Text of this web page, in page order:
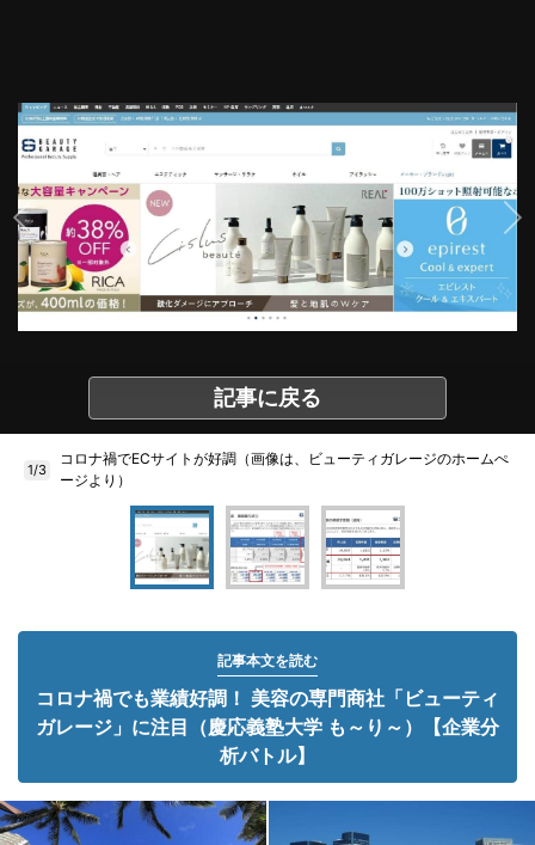
記事に戻る
1/3
コロナ禍でECサイトが好調（画像は、ビューティガレージのホームぺ
ージより）
記事本文を読む
コロナ禍でも業績好調！ 美容の専門商社「ビューティ
ガレージ」に注目（慶応義塾大学 も～り～）【企業分
析バトル】